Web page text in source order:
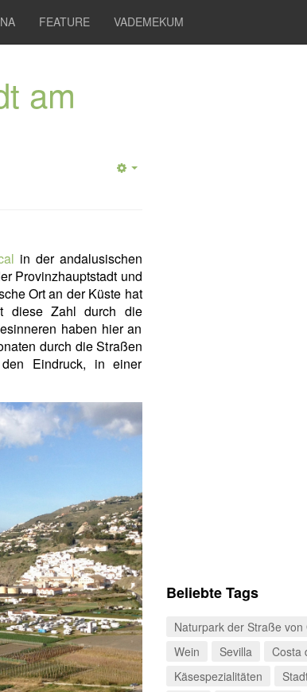
FEATURE VADEMEKUM
am
in der andalusischen
Provinzhauptstadt und
Ort an der Küste hat
diese Zahl durch die
haben hier an
durch die Straßen
Eindruck, in einer
Beliebte Tags
Naturpark der Straße von
Wein
Sevilla
Costa
Käsespezialitäten